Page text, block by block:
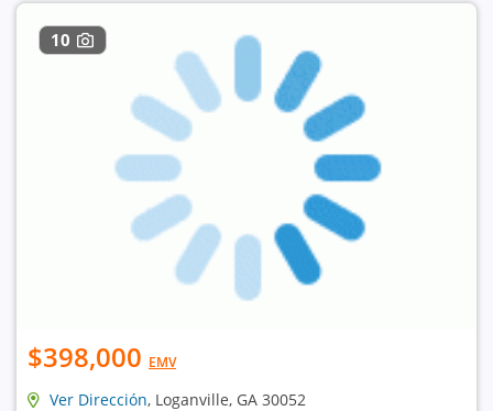
10
$398,000 EMV
Ver Dirección, Loganville, GA 30052